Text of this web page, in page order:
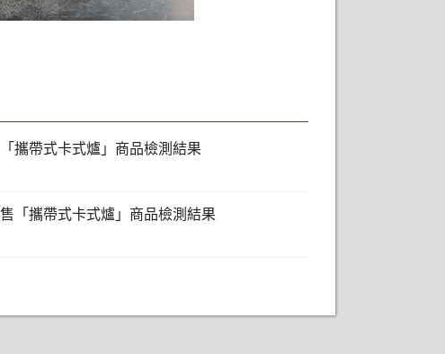
攜帶式卡式爐」商品檢測結果
「攜帶式卡式爐」商品檢測結果